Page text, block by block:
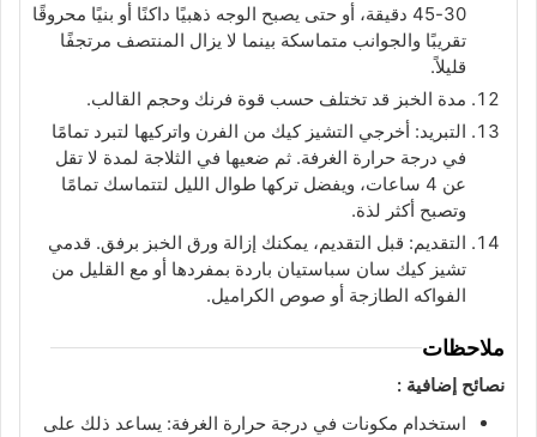
30-45 دقيقة، أو حتى يصبح الوجه ذهبيًا داكنًا أو بنيًا محروقًا
تقريبًا والجوانب متماسكة بينما لا يزال المنتصف مرتجفًا
قليلاً.
مدة الخبز قد تختلف حسب قوة فرنك وحجم القالب.
التبريد: أخرجي التشيز كيك من الفرن واتركيها لتبرد تمامًا
في درجة حرارة الغرفة. ثم ضعيها في الثلاجة لمدة لا تقل
عن 4 ساعات، ويفضل تركها طوال الليل لتتماسك تمامًا
وتصبح أكثر لذة.
التقديم: قبل التقديم، يمكنك إزالة ورق الخبز برفق. قدمي
تشيز كيك سان سباستيان باردة بمفردها أو مع القليل من
الفواكه الطازجة أو صوص الكراميل.
ملاحظات
نصائح إضافية :
استخدام مكونات في درجة حرارة الغرفة: يساعد ذلك على